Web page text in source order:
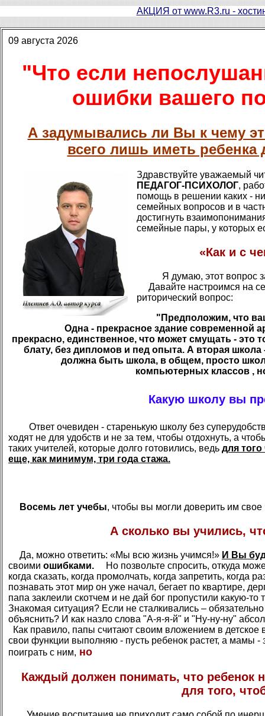
АКЦИЯ от www.R3.ru -
09 августа 2026
"Что если
ошибки вашего
А задумывались ли Вы к чему
всего лишь иметь ребенка
Здравствуйте уважаемый
ПЕДАГОГ-ПСИХОЛОГ,
помощь в решении каких -
семейных вопросов и в
достигнуть
семейные пары, у которых
«Как и с
Я думаю, этот вопрос
Давайте настроимся на
риторический вопрос:
"Предположим, что
Одна - прекрасное здание современной
прекрасно, единственное, что может смущать - это
блату, без дипломов и пед опыта. А вторая школа
должна быть школа, в общем, просто
компьютерных классов ,
Какую школу вы
Ответ очевиден - старенькую школу без
ходят не для удобств и не за тем, чтобы отдохнуть, а
таких учителей, которые долго готовились, ведь для
еще, как минимум, три года стажа.
Восемь лет учебы, чтобы вы могли доверить им свое
А сколько вы учились,
Да, можно ответить: «Мы всю жизнь учимся!» И Вы
своими ошибками. Но позвольте спросить, откуда
когда сказать, когда промолчать, когда запретить,
познавать этот мир он уже начал, бегает по квартире,
папа заклеили скотчем и не дай бог пропустили какую-
Знакомая ситуация? Если не сталкивались –
объяснить? И как назло слова "А-я-я-й" и "Ну-ну-ну"
Как правило, папы считают своим вложением в детское
свои функции выполняю - пусть ребенок растет, а мамы
поиграть с ним, но
Каждый должен понимать, что ребенок
для того,